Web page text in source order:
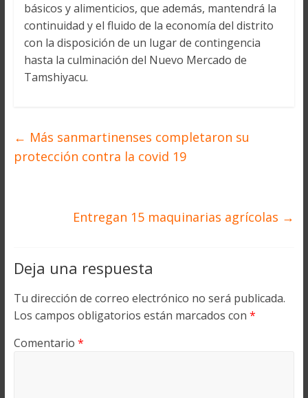
básicos y alimenticios, que además, mantendrá la
continuidad y el fluido de la economía del distrito
con la disposición de un lugar de contingencia
hasta la culminación del Nuevo Mercado de
Tamshiyacu.
← Más sanmartinenses completaron su
protección contra la covid 19
Entregan 15 maquinarias agrícolas →
Deja una respuesta
Tu dirección de correo electrónico no será publicada.
Los campos obligatorios están marcados con *
Comentario *